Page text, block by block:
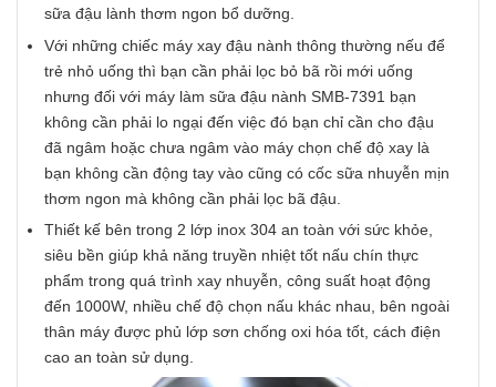
sữa đậu lành thơm ngon bổ dưỡng.
Với những chiếc máy xay đậu nành thông thường nếu để
trẻ nhỏ uống thì bạn cần phải lọc bỏ bã rồi mới uống
nhưng đối với máy làm sữa đậu nành SMB-7391 bạn
không cần phải lo ngại đến việc đó bạn chỉ cần cho đậu
đã ngâm hoặc chưa ngâm vào máy chọn chế độ xay là
bạn không cần động tay vào cũng có cốc sữa nhuyễn mịn
thơm ngon mà không cần phải lọc bã đậu.
Thiết kế bên trong 2 lớp inox 304 an toàn với sức khỏe,
siêu bền giúp khả năng truyền nhiệt tốt nấu chín thực
phẩm trong quá trình xay nhuyễn, công suất hoạt động
đến 1000W, nhiều chế độ chọn nấu khác nhau, bên ngoài
thân máy được phủ lớp sơn chống oxi hóa tốt, cách điện
cao an toàn sử dụng.